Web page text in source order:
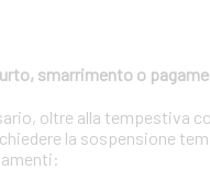
smarrimento o
oltre alla tempestiva
la sospensione